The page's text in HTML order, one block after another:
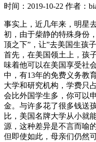
时间：2019-10-22 作者：
事实上，近几年来，明星
初，由于柴静的特殊身份
顶之下”，让”去美国生孩
首先，在美国领土上，孩
味着他可以在美国享受社
中，有13年的免费义务教
大学和研究机构，学费只
会比外国学生多，你可以
金。与许多花了很多钱送
比，美国名牌大学从小就
源，这种差异是不言而喻的
但即使如此，母亲们仍然